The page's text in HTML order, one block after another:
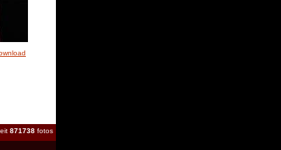
871738 fotos